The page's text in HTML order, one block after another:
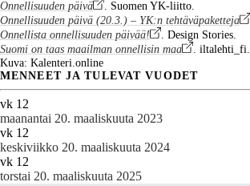
Onnellisuuden päivä
. Suomen YK-liitto.
Onnellisuuden päivä (20.3.) – YK:n tehtäväpaketteja
Onnellista onnellisuuden päivää!
. Design Stories.
Suomi on taas maailman onnellisin maa
. iltalehti_fi.
Kuva: Kalenteri.online
MENNEET JA TULEVAT VUODET
vk 12
maanantai 20. maaliskuuta 2023
vk 12
keskiviikko 20. maaliskuuta 2024
vk 12
torstai 20. maaliskuuta 2025